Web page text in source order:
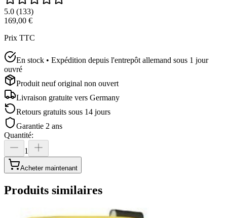
5.0 (133)
169,00 €
Prix TTC
En stock • Expédition depuis l'entrepôt allemand sous 1 jour
ouvré
Produit neuf original non ouvert
Livraison gratuite vers Germany
Retours gratuits sous 14 jours
Garantie 2 ans
Quantité:
1
Acheter maintenant
Produits similaires